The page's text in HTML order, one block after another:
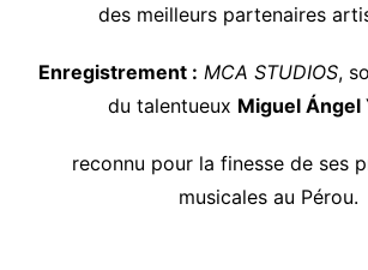
des meilleurs partenaires
Enregistrement : MCA STUDIOS,
du talentueux Miguel Ángel
reconnu pour la finesse de ses
musicales au Pérou.